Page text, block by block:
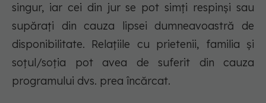
singur, iar cei din jur se pot simți respinși sau
supărați din cauza lipsei dumneavoastră de
disponibilitate. Relațiile cu prietenii, familia și
soțul/soția pot avea de suferit din cauza
programului dvs. prea încărcat.